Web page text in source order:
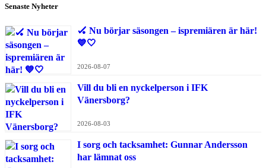
Senaste Nyheter
🏑 Nu börjar säsongen – ispremiären är här!
💙🤍
2026-08-07
Vill du bli en nyckelperson i IFK
Vänersborg?
2026-08-03
I sorg och tacksamhet: Gunnar Andersson
har lämnat oss